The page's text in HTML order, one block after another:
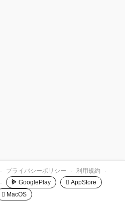
· プライバシーポリシー · 利用規約
·
· GooglePlay
 AppStore
 MacOS